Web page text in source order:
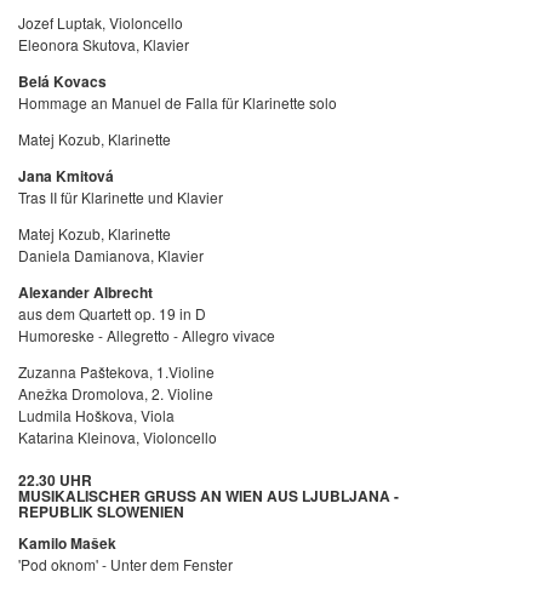
Jozef Luptak, Violoncello
Eleonora Skutova, Klavier
Belá Kovacs
Hommage an Manuel de Falla für Klarinette solo
Matej Kozub, Klarinette
Jana Kmitová
Tras II für Klarinette und Klavier
Matej Kozub, Klarinette
Daniela Damianova, Klavier
Alexander Albrecht
aus dem Quartett op. 19 in D
Humoreske - Allegretto - Allegro vivace
Zuzanna Paštekova, 1.Violine
Anežka Dromolova, 2. Violine
Ludmila Hoškova, Viola
Katarina Kleinova, Violoncello
22.30 UHR
MUSIKALISCHER GRUSS AN WIEN AUS LJUBLJANA -
REPUBLIK SLOWENIEN
Kamilo Mašek
'Pod oknom' - Unter dem Fenster